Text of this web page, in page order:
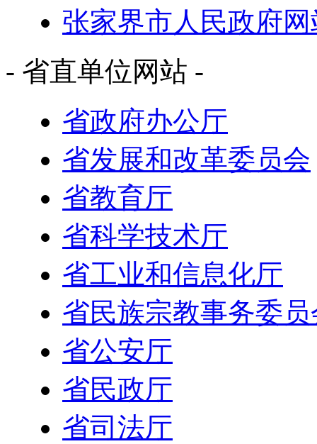
张家界市人民政府网
- 省直单位网站 -
省政府办公厅
省发展和改革委员会
省教育厅
省科学技术厅
省工业和信息化厅
省民族宗教事务委员
省公安厅
省民政厅
省司法厅